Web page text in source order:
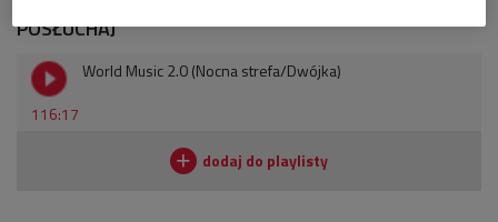
POSŁUCHAJ
116:17
World Music 2.0 (Nocna strefa/Dwójka)